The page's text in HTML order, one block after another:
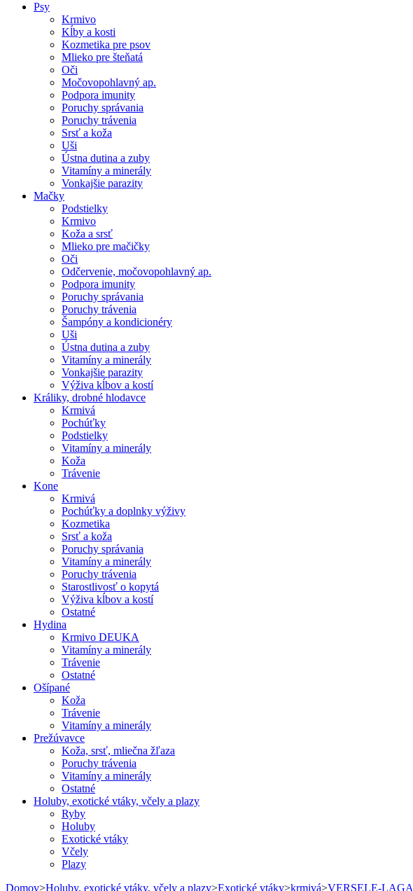
Psy
Krmivo
Kĺby a kosti
Kozmetika pre psov
Mlieko pre šteňatá
Oči
Močovopohlavný ap.
Podpora imunity
Poruchy správania
Poruchy trávenia
Srsť a koža
Uši
Ústna dutina a zuby
Vitamíny a minerály
Vonkajšie parazity
Mačky
Podstielky
Krmivo
Koža a srsť
Mlieko pre mačičky
Oči
Odčervenie, močovopohlavný ap.
Podpora imunity
Poruchy správania
Poruchy trávenia
Šampóny a kondicionéry
Uši
Ústna dutina a zuby
Vitamíny a minerály
Vonkajšie parazity
Výživa kĺbov a kostí
Králiky, drobné hlodavce
Krmivá
Pochúťky
Podstielky
Vitamíny a minerály
Koža
Trávenie
Kone
Krmivá
Pochúťky a doplnky výživy
Kozmetika
Srsť a koža
Poruchy správania
Vitamíny a minerály
Poruchy trávenia
Starostlivosť o kopytá
Výživa kĺbov a kostí
Ostatné
Hydina
Krmivo DEUKA
Vitamíny a minerály
Trávenie
Ostatné
Ošípané
Koža
Trávenie
Vitamíny a minerály
Prežúvavce
Koža, srsť, mliečna žľaza
Poruchy trávenia
Vitamíny a minerály
Ostatné
Holuby, exotické vtáky, včely a plazy
Ryby
Holuby
Exotické vtáky
Včely
Plazy
Domov>Holuby, exotické vtáky, včely a plazy>Exotické vtáky>krmivá>VERSELE-LAGA